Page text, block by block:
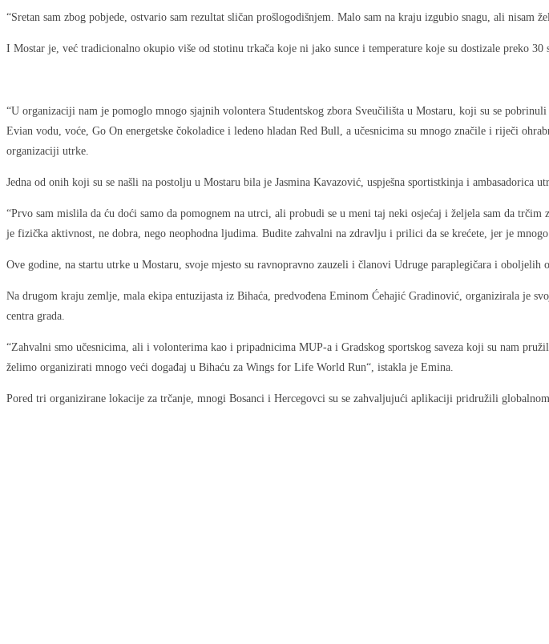
“Sretan sam zbog pobjede, ostvario sam rezultat sličan prošlogodišnjem. Malo sam na kraju izgubio snagu, ali nisam
I Mostar je, već tradicionalno okupio više od stotinu trkača koje ni jako sunce i temperature koje su dostizale preko
“U organizaciji nam je pomoglo mnogo sjajnih volontera Studentskog zbora Sveučilišta u Mostaru, koji su se
Evian vodu, voće, Go On energetske čokoladice i ledeno hladan Red Bull, a učesnicima su mnogo značile i riječi
organizaciji utrke.
Jedna od onih koji su se našli na postolju u Mostaru bila je Jasmina Kavazović, uspješna sportistkinja i ambasadorica
“Prvo sam mislila da ću doći samo da pomognem na utrci, ali probudi se u meni taj neki osjećaj i željela sam da
je fizička aktivnost, ne dobra, nego neophodna ljudima. Budite zahvalni na zdravlju i prilici da se krećete, jer je
Ove godine, na startu utrke u Mostaru, svoje mjesto su ravnopravno zauzeli i članovi Udruge paraplegičara i
Na drugom kraju zemlje, mala ekipa entuzijasta iz Bihaća, predvođena Eminom Ćehajić Gradinović, organizirala je
centra grada.
“Zahvalni smo učesnicima, ali i volonterima kao i pripadnicima MUP-a i Gradskog sportskog saveza koji su nam
želimo organizirati mnogo veći događaj u Bihaću za Wings for Life World Run“, istakla je Emina.
Pored tri organizirane lokacije za trčanje, mnogi Bosanci i Hercegovci su se zahvaljujući aplikaciji pridružili